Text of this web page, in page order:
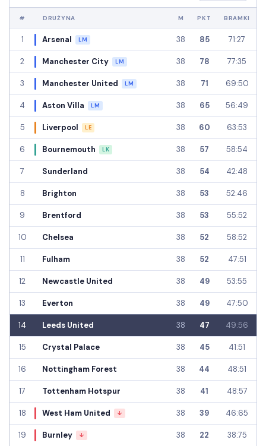
# DRUŻYNA M PKT BRAMKI
1 Arsenal LM 38 85 71:27
2 Manchester City LM 38 78 77:35
3 Manchester United LM 38 71 69:50
4 Aston Villa LM 38 65 56:49
5 Liverpool LE 38 60 63:53
6 Bournemouth LK 38 57 58:54
7 Sunderland 38 54 42:48
8 Brighton 38 53 52:46
9 Brentford 38 53 55:52
10 Chelsea 38 52 58:52
11 Fulham 38 52 47:51
12 Newcastle United 38 49 53:55
13 Everton 38 49 47:50
14 Leeds United 38 47 49:56
15 Crystal Palace 38 45 41:51
16 Nottingham Forest 38 44 48:51
17 Tottenham Hotspur 38 41 48:57
18 West Ham United ↓ 38 39 46:65
19 Burnley ↓ 38 22 38:75